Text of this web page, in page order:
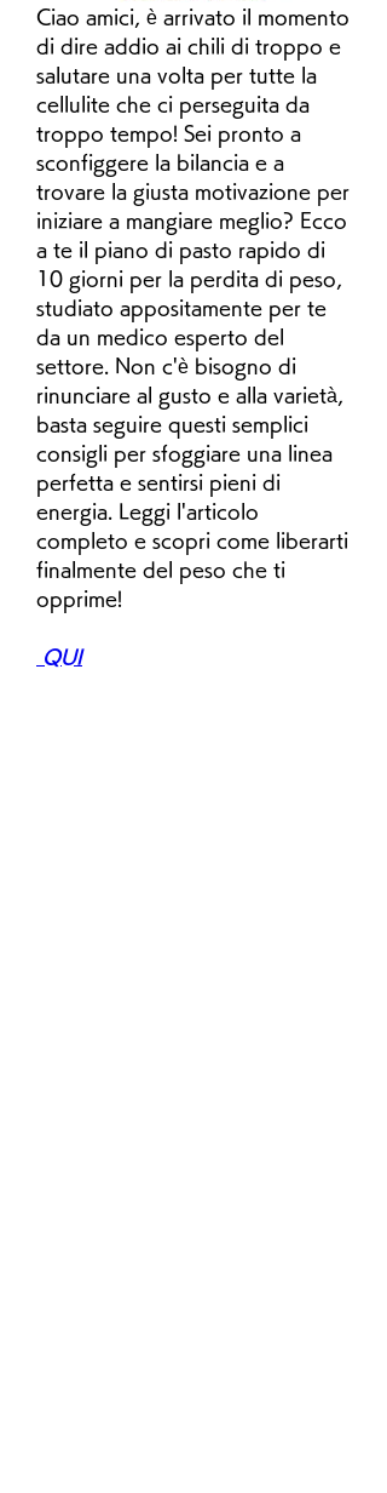
Ciao amici, è arrivato il momento
di dire addio ai chili di troppo e
salutare una volta per tutte la
cellulite che ci perseguita da
troppo tempo! Sei pronto a
sconfiggere la bilancia e a
trovare la giusta motivazione per
iniziare a mangiare meglio? Ecco
a te il piano di pasto rapido di
10 giorni per la perdita di peso,
studiato appositamente per te
da un medico esperto del
settore. Non c'è bisogno di
rinunciare al gusto e alla varietà,
basta seguire questi semplici
consigli per sfoggiare una linea
perfetta e sentirsi pieni di
energia. Leggi l'articolo
completo e scopri come liberarti
finalmente del peso che ti
opprime!
QUI